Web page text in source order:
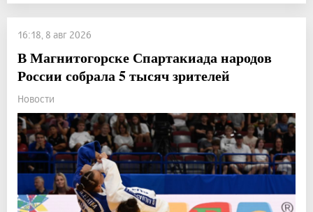
16:18, 8 авг 2026
В Магнитогорске Спартакиада народов
России собрала 5 тысяч зрителей
Новости